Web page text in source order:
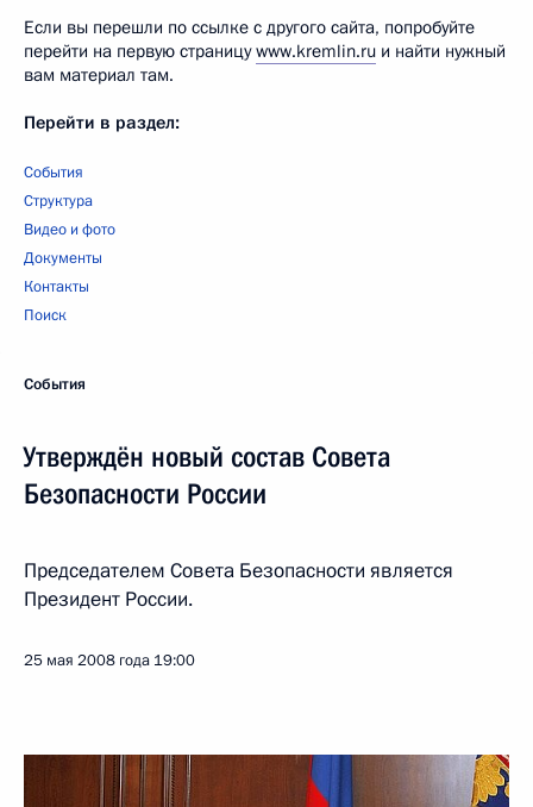
Если вы перешли по ссылке с другого сайта, попробуйте
перейти на первую страницуwww.kremlin.ru и найти нужный
вам материал там.
Перейти в раздел:
События
Структура
Видео и фото
Документы
Контакты
Поиск
События
Утверждён новый состав Совета
Безопасности России
Председателем Совета Безопасности является
Президент России.
25 мая 2008 года 19:00